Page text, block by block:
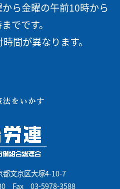
ら金曜の午前10時から
でです。
間が異なります。
都文京区大塚4-10-7
Fax 03-5978-3588